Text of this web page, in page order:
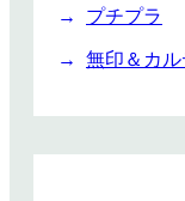
プチプラ
無印＆カル